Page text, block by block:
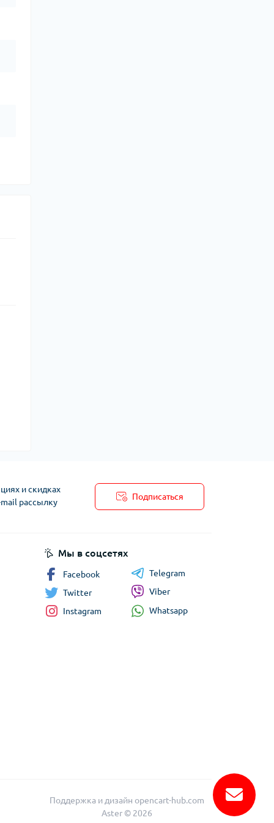
и скидках
рассылку
Подписаться
Мы в соцсетях
Facebook
Twitter
Instagram
Telegram
Viber
Whatsapp
Поддержка и дизайн opencart-hub.com
Aster © 2026